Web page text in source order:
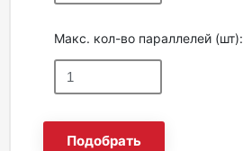
Макс. кол-во параллелей (шт):
Подобрать